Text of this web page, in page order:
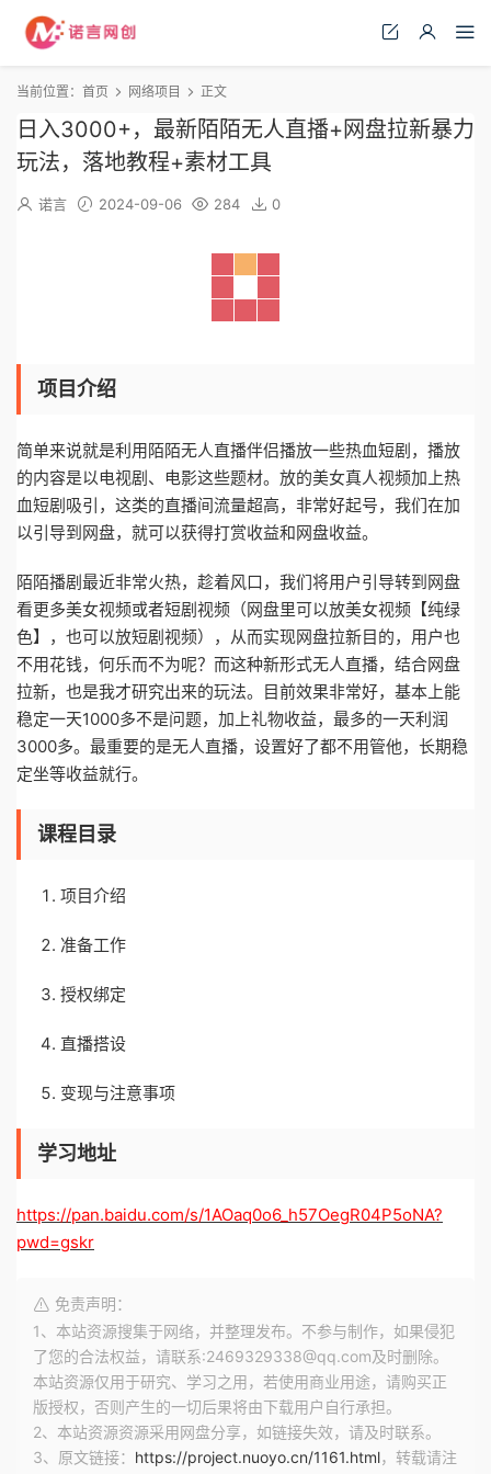
当前位置： 首页 网络项目 正文
日入3000+，最新陌陌无人直播+网盘拉新暴力
玩法，落地教程+素材工具
诺言 2024-09-06 284 0
项目介绍
简单来说就是利用陌陌无人直播伴侣播放一些热血短剧，播放
的内容是以电视剧、电影这些题材。放的美女真人视频加上热
血短剧吸引，这类的直播间流量超高，非常好起号，我们在加
以引导到网盘，就可以获得打赏收益和网盘收益。
陌陌播剧最近非常火热，趁着风口，我们将用户引导转到网盘
看更多美女视频或者短剧视频（网盘里可以放美女视频【纯绿
色】，也可以放短剧视频），从而实现网盘拉新目的，用户也
不用花钱，何乐而不为呢？而这种新形式无人直播，结合网盘
拉新，也是我才研究出来的玩法。目前效果非常好，基本上能
稳定一天1000多不是问题，加上礼物收益，最多的一天利润
3000多。最重要的是无人直播，设置好了都不用管他，长期稳
定坐等收益就行。
课程目录
项目介绍
准备工作
授权绑定
直播搭设
变现与注意事项
学习地址
https://pan.baidu.com/s/1AOaq0o6_h57OegR04P5oNA?
pwd=gskr
免责声明：
1、本站资源搜集于网络，并整理发布。不参与制作，如果侵犯
了您的合法权益，请联系:2469329338@qq.com及时删除。
本站资源仅用于研究、学习之用，若使用商业用途，请购买正
版授权，否则产生的一切后果将由下载用户自行承担。
2、本站资源资源采用网盘分享，如链接失效，请及时联系。
3、原文链接： https://project.nuoyo.cn/1161.html，转载请注